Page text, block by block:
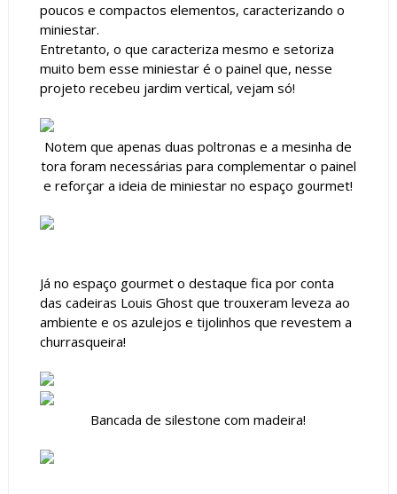
poucos e compactos elementos, caracterizando o
miniestar.
Entretanto, o que caracteriza mesmo e setoriza
muito bem esse miniestar é o painel que, nesse
projeto recebeu jardim vertical, vejam só!
Notem que apenas duas poltronas e a mesinha de
tora foram necessárias para complementar o painel
e reforçar a ideia de miniestar no espaço gourmet!
Já no espaço gourmet o destaque fica por conta
das cadeiras Louis Ghost que trouxeram leveza ao
ambiente e os azulejos e tijolinhos que revestem a
churrasqueira!
Bancada de silestone com madeira!